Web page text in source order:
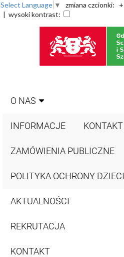
Select Language ▼ zmiana czcionki: +
| wysoki kontrast:
O NAS
INFORMACJE KONTAKT
ZAMÓWIENIA PUBLICZNE
POLITYKA OCHRONY DZIECI
AKTUALNOŚCI
REKRUTACJA
KONTAKT